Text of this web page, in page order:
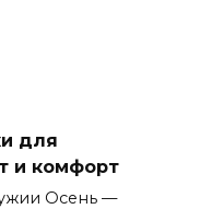
для
и комфорт
Осень —